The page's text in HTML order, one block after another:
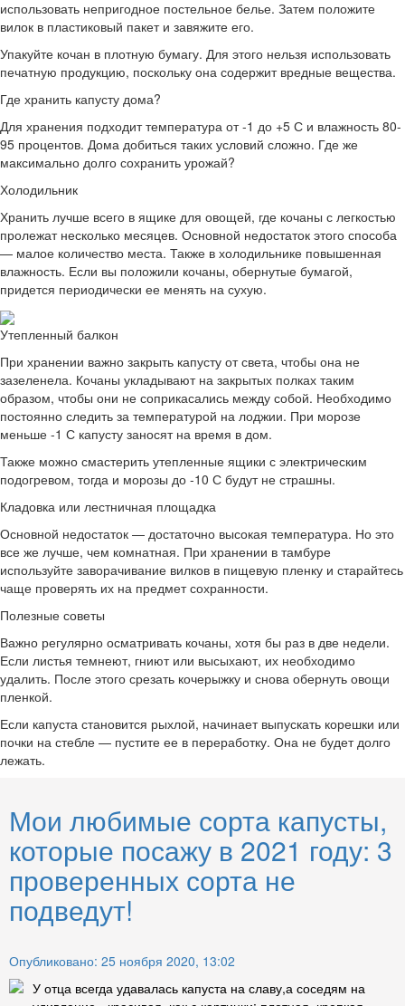
использовать непригодное постельное белье. Затем положите
вилок в пластиковый пакет и завяжите его.
Упакуйте кочан в плотную бумагу. Для этого нельзя использовать
печатную продукцию, поскольку она содержит вредные вещества.
Где хранить капусту дома?
Для хранения подходит температура от -1 до +5 С и влажность 80-
95 процентов. Дома добиться таких условий сложно. Где же
максимально долго сохранить урожай?
Холодильник
Хранить лучше всего в ящике для овощей, где кочаны с легкостью
пролежат несколько месяцев. Основной недостаток этого способа
— малое количество места. Также в холодильнике повышенная
влажность. Если вы положили кочаны, обернутые бумагой,
придется периодически ее менять на сухую.
Утепленный балкон
При хранении важно закрыть капусту от света, чтобы она не
зазеленела. Кочаны укладывают на закрытых полках таким
образом, чтобы они не соприкасались между собой. Необходимо
постоянно следить за температурой на лоджии. При морозе
меньше -1 С капусту заносят на время в дом.
Также можно смастерить утепленные ящики с электрическим
подогревом, тогда и морозы до -10 С будут не страшны.
Кладовка или лестничная площадка
Основной недостаток — достаточно высокая температура. Но это
все же лучше, чем комнатная. При хранении в тамбуре
используйте заворачивание вилков в пищевую пленку и старайтесь
чаще проверять их на предмет сохранности.
Полезные советы
Важно регулярно осматривать кочаны, хотя бы раз в две недели.
Если листья темнеют, гниют или высыхают, их необходимо
удалить. После этого срезать кочерыжку и снова обернуть овощи
пленкой.
Если капуста становится рыхлой, начинает выпускать корешки или
почки на стебле — пустите ее в переработку. Она не будет долго
лежать.
Мои любимые сорта капусты,
которые посажу в 2021 году: 3
проверенных сорта не
подведут!
Опубликовано: 25 ноября 2020, 13:02
У отца всегда удавалась капуста на славу,а соседям на